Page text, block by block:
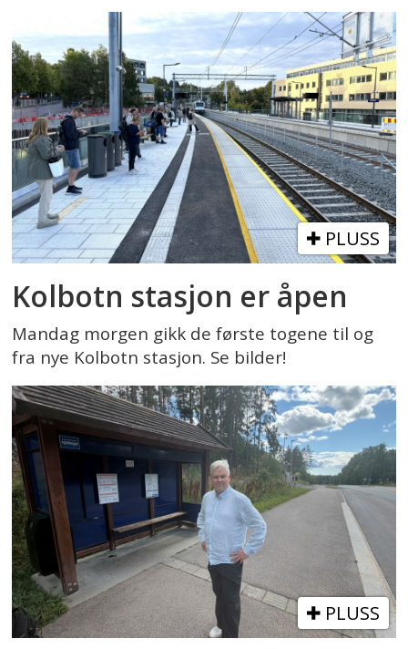
PLUSS
Kolbotn stasjon er åpen
Mandag morgen gikk de første togene til og
fra nye Kolbotn stasjon. Se bilder!
PLUSS